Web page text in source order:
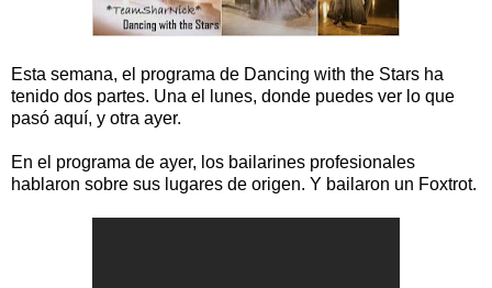
Esta semana, el programa de Dancing with the Stars ha
tenido dos partes. Una el lunes, donde puedes ver lo que
pasó aquí, y otra ayer.
En el programa de ayer, los bailarines profesionales
hablaron sobre sus lugares de origen. Y bailaron un Foxtrot.